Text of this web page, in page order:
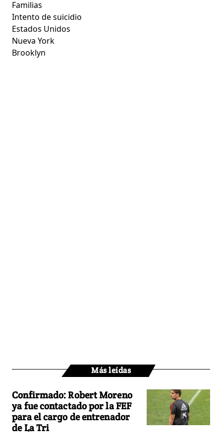
Familias
Intento de suicidio
Estados Unidos
Nueva York
Brooklyn
Más leídas
Confirmado: Robert Moreno
ya fue contactado por la FEF
para el cargo de entrenador
de La Tri